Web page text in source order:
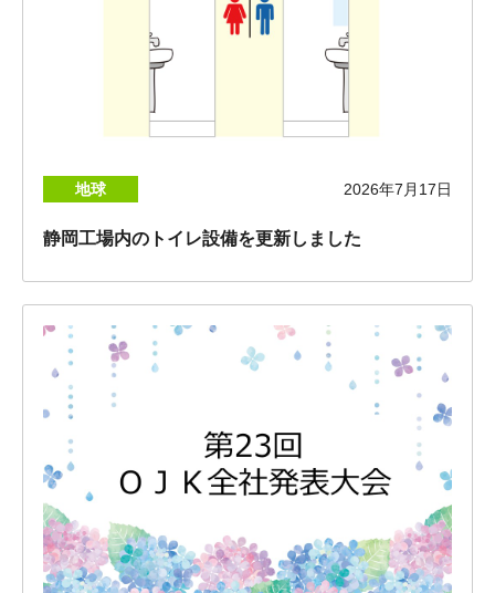
地球 2026年7月17日
静岡工場内のトイレ設備を更新しました